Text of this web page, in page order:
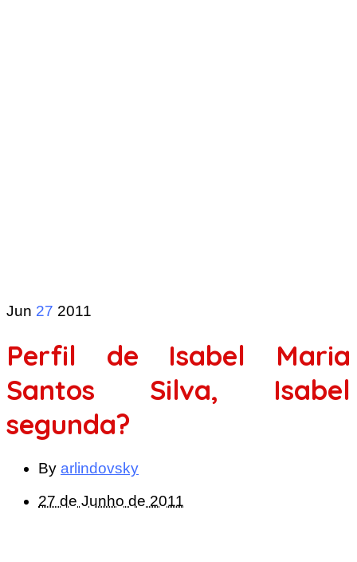
Jun 27 2011
Perfil de Isabel Maria
Santos Silva, Isabel
segunda?
By arlindovsky
27 de Junho de 2011